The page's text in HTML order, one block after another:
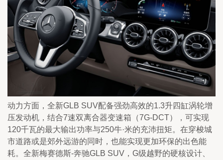
动力方面，全新GLB SUV配备强劲高效的1.3升四缸涡轮增
压发动机，结合7速双离合器变速箱（7G-DCT），可实现
120千瓦的最大输出功率与250牛·米的充沛扭矩。在穿梭城
市道路或是郊外远游的同时，也能实现更加环保的出色能
耗。全新梅赛德斯-奔驰GLB SUV，G级越野的硬核设计、